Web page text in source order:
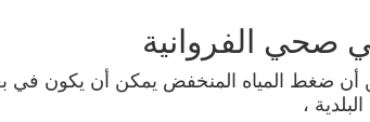
صحي الفروانية
أن ضغط المياه المنخفض يمكن أن يكون في
،